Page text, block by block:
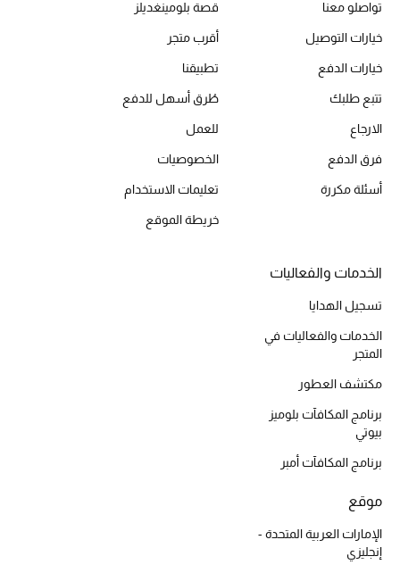
تشكيلة الأحذية
الأحذية الرجالية
أحذية للأطفال
أبرز المصممين
خصومات
جميع مستحضرات الجمال
الجديد في عالم الجمال
الأكثر مبيعاً
العطور
تواصلو معنا
خيارات التوصيل
خيارات الدفع
تتبع طلبك
الارجاع
فرق الدفع
أسئلة مكررة
قصة بلومينغديلز
أقرب متجر
تطبيقنا
طُرق أسهل للدفع
للعمل
الخصوصيات
تعليمات الاستخدام
خريطة الموقع
الخدمات والفعاليات
تسجيل الهدايا
الخدمات والفعاليات في
المتجر
مكتشف العطور
برنامج المكافآت بلوميز
بيوتي
برنامج المكافآت أمبر
موقع
الإمارات العربية المتحدة -
إنجليزي